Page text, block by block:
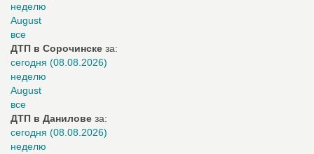
неделю
August
все
ДТП в Сорочинске за:
сегодня (08.08.2026)
неделю
August
все
ДТП в Данилове за:
сегодня (08.08.2026)
неделю